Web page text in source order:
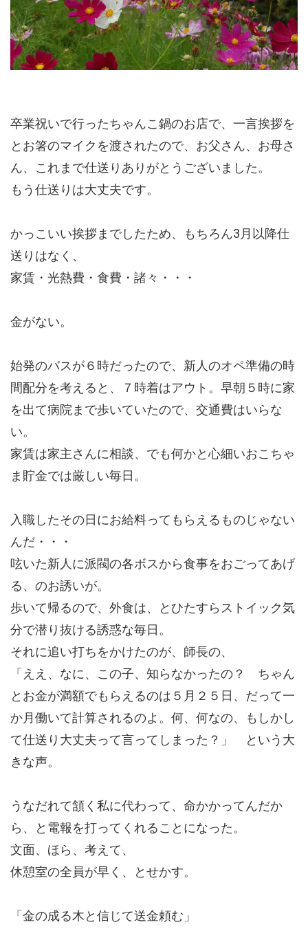
卒業祝いで行ったちゃんこ鍋のお店で、一言挨拶を
とお箸のマイクを渡されたので、お父さん、お母さ
ん、これまで仕送りありがとうございました。
もう仕送りは大丈夫です。
かっこいい挨拶までしたため、もちろん3月以降仕
送りはなく、
家賃・光熱費・食費・諸々・・・
金がない。
始発のバスが６時だったので、新人のオペ準備の時
間配分を考えると、７時着はアウト。早朝５時に家
を出て病院まで歩いていたので、交通費はいらな
い。
家賃は家主さんに相談、でも何かと心細いおこちゃ
ま貯金では厳しい毎日。
入職したその日にお給料ってもらえるものじゃない
んだ・・・
呟いた新人に派閥の各ボスから食事をおごってあげ
る、のお誘いが。
歩いて帰るので、外食は、とひたすらストイック気
分で潜り抜ける誘惑な毎日。
それに追い打ちをかけたのが、師長の、
「ええ、なに、この子、知らなかったの？ ちゃん
とお金が満額でもらえるのは５月２５日、だって一
か月働いて計算されるのよ。何、何なの、もしかし
て仕送り大丈夫って言ってしまった？」 という大
きな声。
うなだれて頷く私に代わって、命かかってんだか
ら、と電報を打ってくれることになった。
文面、ほら、考えて、
休憩室の全員が早く、とせかす。
「金の成る木と信じて送金頼む」